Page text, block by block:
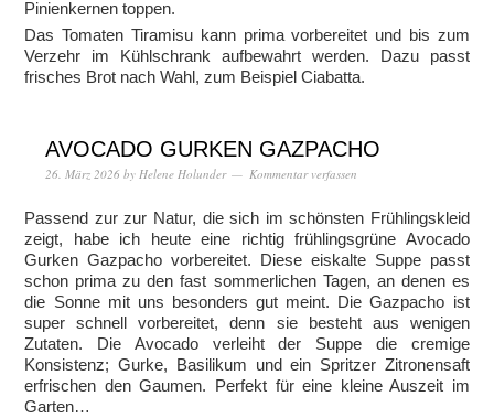
Pinienkernen toppen.
Das Tomaten Tiramisu kann prima vorbereitet und bis zum
Verzehr im Kühlschrank aufbewahrt werden. Dazu passt
frisches Brot nach Wahl, zum Beispiel Ciabatta.
AVOCADO GURKEN GAZPACHO
26. März 2026 by Helene Holunder Kommentar verfassen
Passend zur zur Natur, die sich im schönsten Frühlingskleid
zeigt, habe ich heute eine richtig frühlingsgrüne Avocado
Gurken Gazpacho vorbereitet. Diese eiskalte Suppe passt
schon prima zu den fast sommerlichen Tagen, an denen es
die Sonne mit uns besonders gut meint. Die Gazpacho ist
super schnell vorbereitet, denn sie besteht aus wenigen
Zutaten. Die Avocado verleiht der Suppe die cremige
Konsistenz; Gurke, Basilikum und ein Spritzer Zitronensaft
erfrischen den Gaumen. Perfekt für eine kleine Auszeit im
Garten…